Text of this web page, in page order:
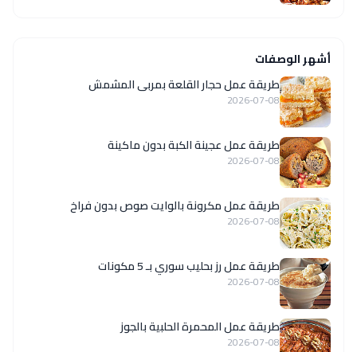
أشهر الوصفات
طريقة عمل حجار القلعة بمربى المشمش
2026-07-08
طريقة عمل عجينة الكبة بدون ماكينة
2026-07-08
طريقة عمل مكرونة بالوايت صوص بدون فراخ
2026-07-08
طريقة عمل رز بحليب سوري بـ 5 مكونات
2026-07-08
طريقة عمل المحمرة الحلبية بالجوز
2026-07-08